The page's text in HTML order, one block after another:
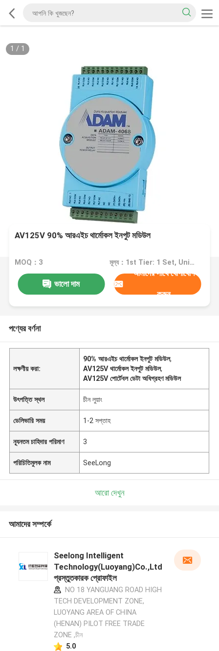
1 / 1
AV125V 90% আরএইচ থার্মোকল ইনপুট মডিউল
MOQ：3 মূল্য：1st Tier: 1 Set, Unit Price USD 3.00 2nd Tier: 2-5 Sets, Unit Price USD 2.00 3rd Tier: Over 5 Sets, Unit Price USD 1.00
ভালো দাম
আমাদের সাথে যোগাযোগ
করুন
পণ্যের বর্ণনা
লক্ষণীয় করা:
90% আরএইচ থার্মোকল ইনপুট মডিউল,
AV125V থার্মোকল ইনপুট মডিউল,
AV125V পোর্টেবল ডেটা অধিগ্রহণ মডিউল
উৎপত্তি স্থল চীন লুয়াং
ডেলিভারি সময় 1-2 সপ্তাহ
ন্যূনতম চাহিদার পরিমাণ 3
পরিচিতিমুলক নাম SeeLong
আরো দেখুন
আমাদের সম্পর্কে
Seelong Intelligent
Technology(Luoyang)Co.,Ltd
প্রস্তুতকারক প্রোফাইল
NO 18 YANGUANG ROAD HIGH
TECH DEVELOPMENT ZONE,
LUOYANG AREA OF CHINA
(HENAN) PILOT FREE TRADE
ZONE ,চীন
5.0